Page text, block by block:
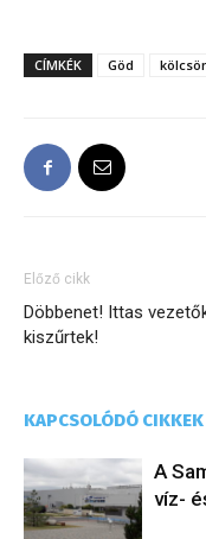
CÍMKÉK Göd
Előző cikk
Döbbenet! Ittas
kiszűrtek!
KAPCSOLÓDÓ CIKKEK
A
víz-